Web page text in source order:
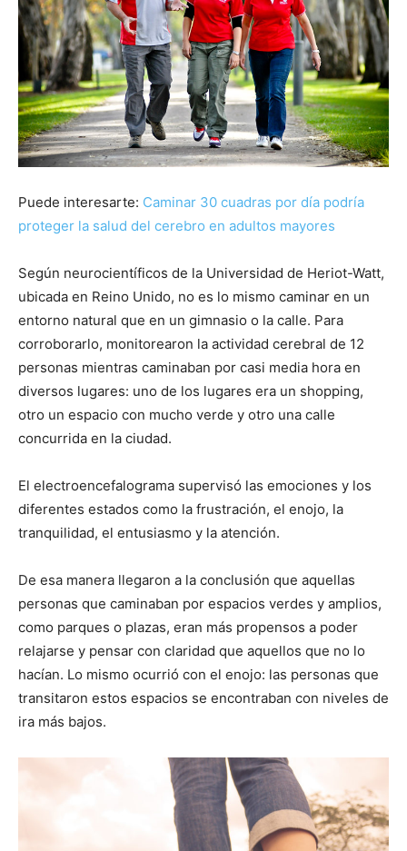
Puede interesarte: Caminar 30 cuadras por día podría
proteger la salud del cerebro en adultos mayores
Según neurocientíficos de la Universidad de Heriot-Watt,
ubicada en Reino Unido, no es lo mismo caminar en un
entorno natural que en un gimnasio o la calle. Para
corroborarlo, monitorearon la actividad cerebral de 12
personas mientras caminaban por casi media hora en
diversos lugares: uno de los lugares era un shopping,
otro un espacio con mucho verde y otro una calle
concurrida en la ciudad.
El electroencefalograma supervisó las emociones y los
diferentes estados como la frustración, el enojo, la
tranquilidad, el entusiasmo y la atención.
De esa manera llegaron a la conclusión que aquellas
personas que caminaban por espacios verdes y amplios,
como parques o plazas, eran más propensos a poder
relajarse y pensar con claridad que aquellos que no lo
hacían. Lo mismo ocurrió con el enojo: las personas que
transitaron estos espacios se encontraban con niveles de
ira más bajos.